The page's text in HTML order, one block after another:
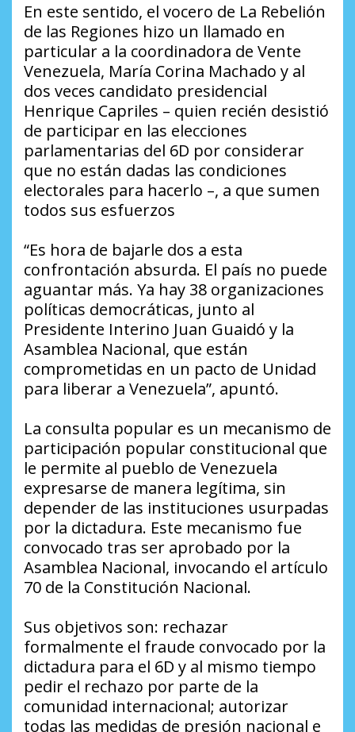
En este sentido, el vocero de La Rebelión
de las Regiones hizo un llamado en
particular a la coordinadora de Vente
Venezuela, María Corina Machado y al
dos veces candidato presidencial
Henrique Capriles – quien recién desistió
de participar en las elecciones
parlamentarias del 6D por considerar
que no están dadas las condiciones
electorales para hacerlo –, a que sumen
todos sus esfuerzos
“Es hora de bajarle dos a esta
confrontación absurda. El país no puede
aguantar más. Ya hay 38 organizaciones
políticas democráticas, junto al
Presidente Interino Juan Guaidó y la
Asamblea Nacional, que están
comprometidas en un pacto de Unidad
para liberar a Venezuela”, apuntó.
La consulta popular es un mecanismo de
participación popular constitucional que
le permite al pueblo de Venezuela
expresarse de manera legítima, sin
depender de las instituciones usurpadas
por la dictadura. Este mecanismo fue
convocado tras ser aprobado por la
Asamblea Nacional, invocando el artículo
70 de la Constitución Nacional.
Sus objetivos son: rechazar
formalmente el fraude convocado por la
dictadura para el 6D y al mismo tiempo
pedir el rechazo por parte de la
comunidad internacional; autorizar
todas las medidas de presión nacional e